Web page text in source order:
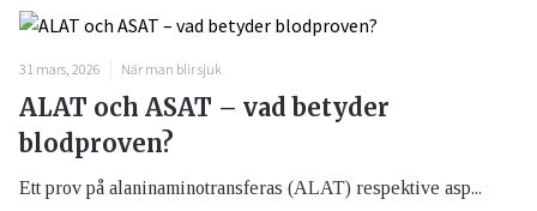
31 mars, 2026 När man blir sjuk
ALAT och ASAT – vad betyder
blodproven?
Ett prov på alaninaminotransferas (ALAT) respektive asp...